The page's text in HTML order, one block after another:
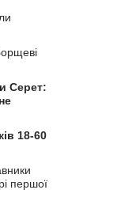
Серет:
18-60
першої